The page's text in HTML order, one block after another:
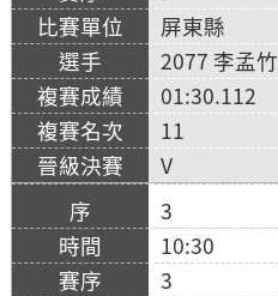
屏東縣
2077 李孟竹
01:30.112
11
V
3
10:30
3